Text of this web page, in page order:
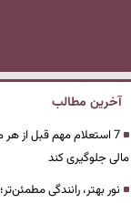
آخرین مطالب
7 استعلام مهم قبل از
مالی جلوگیری کند
نور بهتر، رانندگی